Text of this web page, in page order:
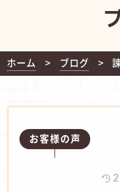
ホーム ブログ
お客様の声